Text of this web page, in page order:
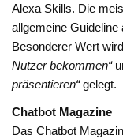
Alexa Skills. Die
allgemeine
Besonderer Wert
Nutzer bekommen“
präsentieren“gelegt.
Chatbot Magazine
Das Chatbot